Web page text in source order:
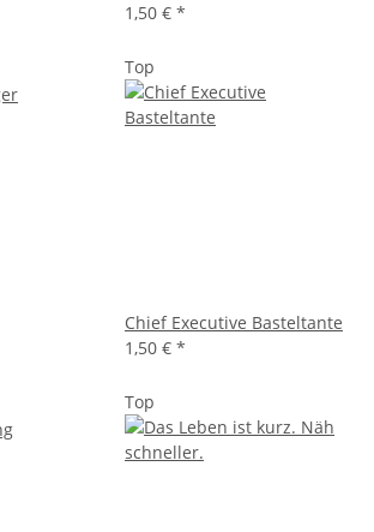
1,50 € *
Top
Chief Executive Basteltante
1,50 € *
Top